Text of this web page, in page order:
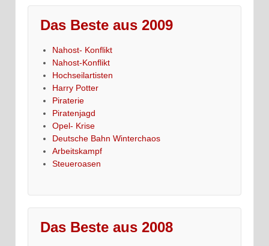
Das Beste aus 2009
Nahost- Konflikt
Nahost-Konflikt
Hochseilartisten
Harry Potter
Piraterie
Piratenjagd
Opel- Krise
Deutsche Bahn Winterchaos
Arbeitskampf
Steueroasen
Das Beste aus 2008